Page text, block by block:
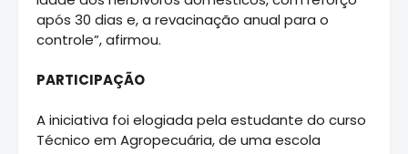
após 30 dias e, a revacinação anual para o
controle”, afirmou.
PARTICIPAÇÃO
A iniciativa foi elogiada pela estudante do curso
Técnico em Agropecuária, de uma escola